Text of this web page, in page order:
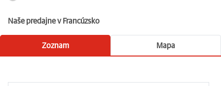
Naše predajne v Francúzsko
Zoznam Mapa